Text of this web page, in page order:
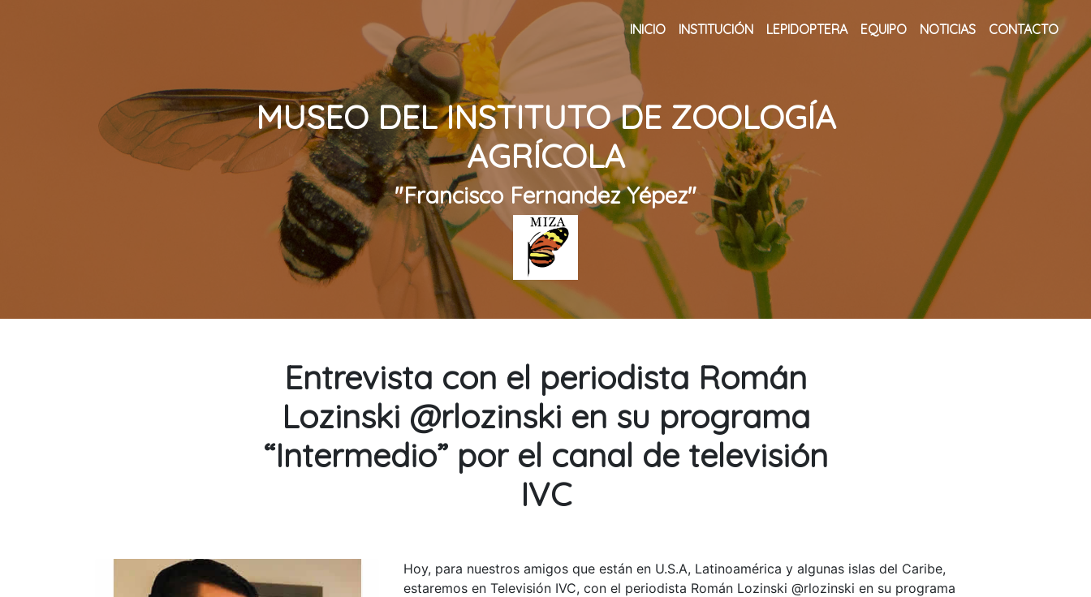
INICIO INSTITUCIÓN LEPIDOPTERA EQUIPO NOTICIAS CONTACTO
MUSEO DEL INSTITUTO DE ZOOLOGÍA
AGRÍCOLA
"Francisco Fernandez Yépez"
Entrevista con el periodista Román
Lozinski @rlozinski en su programa
“Intermedio” por el canal de televisión
IVC
Hoy, para nuestros amigos que están en U.S.A, Latinoamérica y algunas islas del Caribe,
estaremos en Televisión IVC, con el periodista Román Lozinski @rlozinski en su programa